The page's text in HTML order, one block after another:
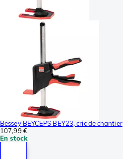
Bessey BEYCEPS BEY23, cric de chantier
107,99 €
En stock